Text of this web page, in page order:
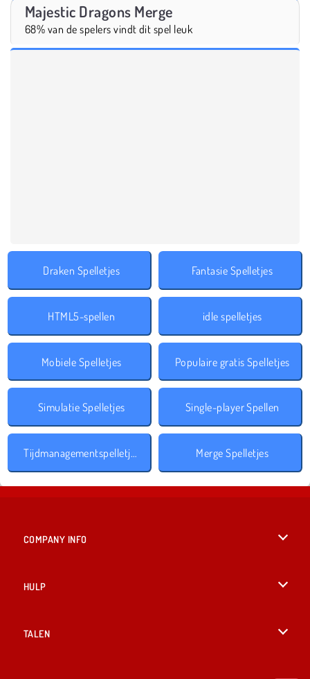
Majestic Dragons Merge
68% van de spelers vindt dit spel leuk
Draken Spelletjes Fantasie Spelletjes
HTML5-spellen idle spelletjes
Mobiele Spelletjes Populaire gratis Spelletjes
Simulatie Spelletjes Single-player Spellen
Tijdmanagementspelletjes Merge Spelletjes
COMPANY INFO
HULP
TALEN